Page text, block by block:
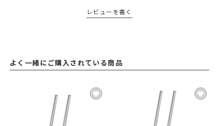
レビューを書く
よく一緒にご購入されている商品